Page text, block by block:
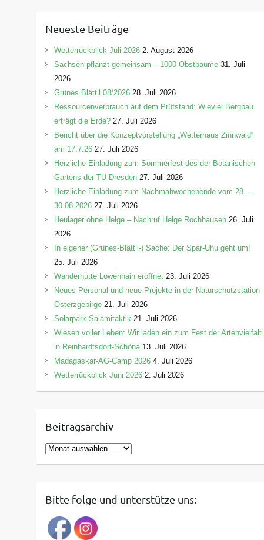
g
o
r
e
n
Neueste Beiträge
Wetterrückblick Juli 2026 2. August 2026
Sachsen pflanzt gemeinsam – 1000 Obstbäume 31. Juli
2026
Grünes Blätt’l 08/2026 28. Juli 2026
Ressourcenverbrauch auf dem Prüfstand: Wieviel Bergbau
erträgt die Erde? 27. Juli 2026
Bericht über die Konzeptvorstellung „Wetterhaus Zinnwald“
am 17.7.26 27. Juli 2026
Herzliche Einladung zum Sommerfest des der Botanischen
Gartens der TU Dresden 27. Juli 2026
Herzliche Einladung zum Nachmähwochenende vom 28. –
30.08.2026 27. Juli 2026
Heulager ohne Helge – Nachruf Helge Rochhausen 26. Juli
2026
In eigener (Grünes-Blätt’l-) Sache: Der Spar-Uhu geht um!
25. Juli 2026
Wanderhütte Löwenhain eröffnet 23. Juli 2026
Neues Personal und neue Projekte in der Naturschutzstation
Osterzgebirge 21. Juli 2026
Solarpark-Salamitaktik 21. Juli 2026
Wiesen voller Leben: Wir laden ein zum Fest der Artenvielfalt
in Reinhardtsdorf-Schöna 13. Juli 2026
Madagaskar-AG-Camp 2026 4. Juli 2026
Wetterrückblick Juni 2026 2. Juli 2026
Beitragsarchiv
B
e
r
g
Bitte folge und unterstütze uns: